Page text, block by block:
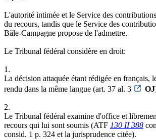
L'autorité intimée et le Service des
du recours, tandis que le Service des
Bâle-Campagne propose de l'admettre.
Le Tribunal fédéral considère en droit:
1.
La décision attaquée étant rédigée en français,
rendu dans la même langue (art. 37 al. 3
OJ
2.
Le Tribunal fédéral examine d'office et
recours qui lui sont soumis (ATF 130 II 388
consid. 1 p. 324 et la jurisprudence citée).